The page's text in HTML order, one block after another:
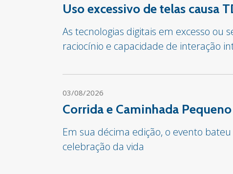
Uso excessivo de telas causa
As tecnologias digitais em excesso
raciocínio e capacidade de interação
03/08/2026
Corrida e Caminhada
Em sua décima edição, o evento
celebração da vida